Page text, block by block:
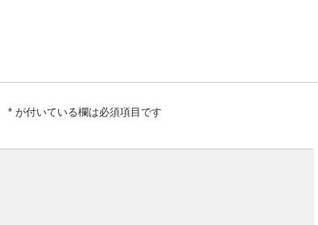
* が付いている欄は必須項目です